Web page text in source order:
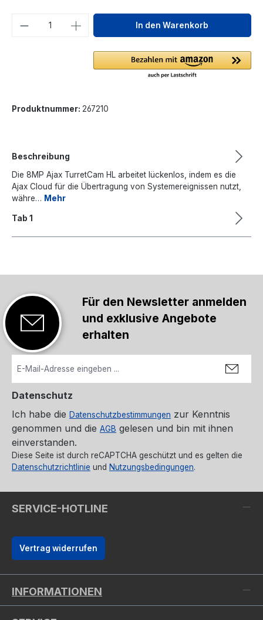
Produkt Anzahl: Gib denIn den Warenkorb
Produktnummer: 267210
Beschreibung
Die 8MP Ajax TurretCam HL arbeitet lückenlos, indem es die
Ajax Cloud für die Übertragung von Systemereignissen nutzt,
währe… Mehr
Tab 1
Für den Newsletter anmelden
und exklusive Angebote
erhalten
Datenschutz
Ich habe die Datenschutzbestimmungen zur Kenntnis
genommen und die AGB gelesen und bin mit ihnen
einverstanden.
Diese Seite ist durch reCAPTCHA geschützt und es gelten die
Datenschutzrichtlinie und Nutzungsbedingungen.
SERVICE-HOTLINE
Vertrag widerrufen
INFORMATIONEN